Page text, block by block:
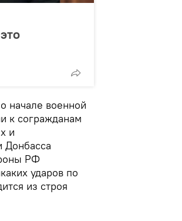
начале военной
к согражданам
и
Донбасса
РФ
ударов по
из строя